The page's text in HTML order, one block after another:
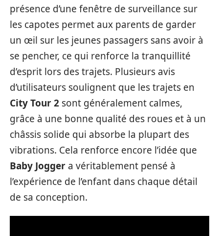
présence d’une fenêtre de surveillance sur
les capotes permet aux parents de garder
un œil sur les jeunes passagers sans avoir à
se pencher, ce qui renforce la tranquillité
d’esprit lors des trajets. Plusieurs avis
d’utilisateurs soulignent que les trajets en
City Tour 2 sont généralement calmes,
grâce à une bonne qualité des roues et à un
châssis solide qui absorbe la plupart des
vibrations. Cela renforce encore l’idée que
Baby Jogger a véritablement pensé à
l’expérience de l’enfant dans chaque détail
de sa conception.